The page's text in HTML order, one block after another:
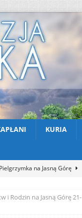
KURIA
na Jasną Górę
AKTUALNOŚCI
i Rodzin na Jasną Górę 21-